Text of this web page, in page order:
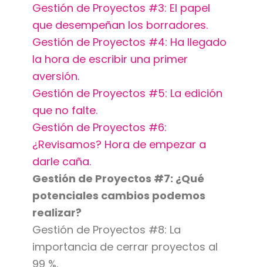
Gestión de Proyectos #3: El papel
que desempeñan los borradores.
Gestión de Proyectos #4: Ha llegado
la hora de escribir una primer
aversión.
Gestión de Proyectos #5: La edición
que no falte.
Gestión de Proyectos #6:
¿Revisamos? Hora de empezar a
darle caña.
Gestión de Proyectos #7: ¿Qué
potenciales cambios podemos
realizar?
Gestión de Proyectos #8: La
importancia de cerrar proyectos al
99 %.